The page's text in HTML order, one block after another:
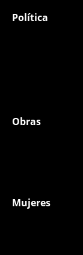
Política
Obras
Mujeres